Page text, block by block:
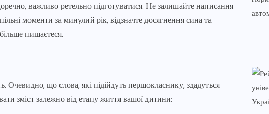
важливо ретельно підготуватися. Не залишайте написання
моменти за минулий рік, відзначте досягнення сина та
пишаєтеся.
Очевидно, що слова, які підійдуть першокласнику, здадуться
зміст залежно від етапу життя вашої дитини: